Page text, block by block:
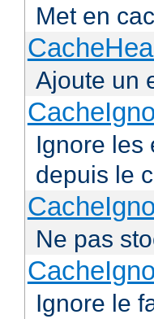
Met en
Ajoute un
Ignore les
depuis le
Ne pas
Ignore le